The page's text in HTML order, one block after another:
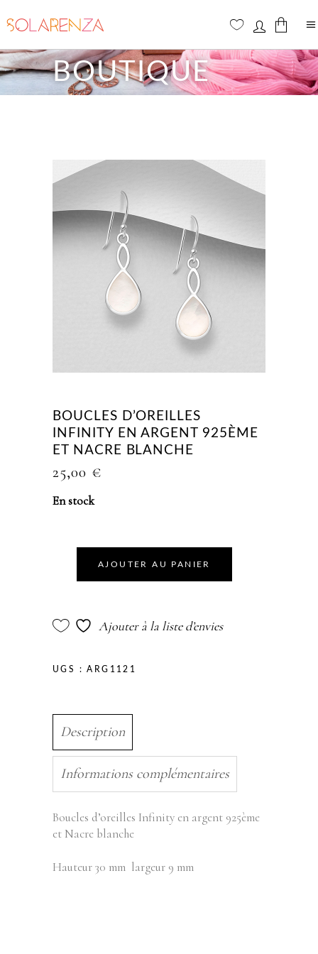
Aucun produit dans le panier
BOUTIQUE
BOUCLES D’OREILLES
INFINITY EN ARGENT 925ÈME
ET NACRE BLANCHE
25,00 €
En stock
AJOUTER AU PANIER
Ajouter à la liste d’envies
UGS :ARG1121
Description
Informations complémentaires
Boucles d’oreilles Infinity en argent 925ème
et Nacre blanche
Hauteur 30 mm largeur 9 mm